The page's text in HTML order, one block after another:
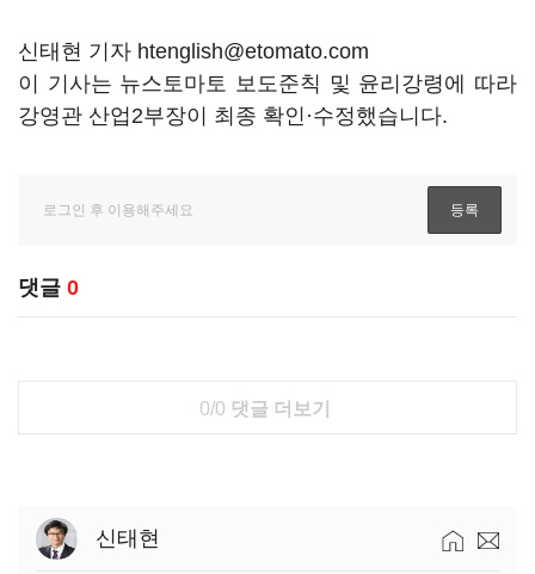
신태현 기자 htenglish@etomato.com
이 기사는 뉴스토마토 보도준칙 및 윤리강령에 따라
강영관 산업2부장이 최종 확인·수정했습니다.
댓글 0
0/0 댓글 더보기
신태현